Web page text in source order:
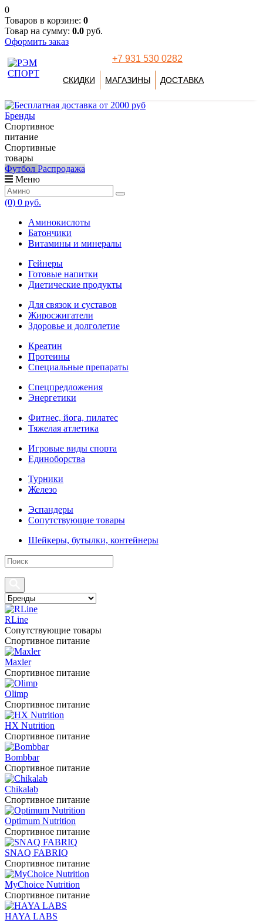
0
Товаров в корзине: 0
Товар на сумму: 0.0 руб.
Оформить заказ
+7 931 530 0282
СКИДКИ МАГАЗИНЫ ДОСТАВКА
Бренды
Спортивное
питание
Спортивные
товары
Футбол Распродажа
Меню
(0) 0 руб.
Аминокислоты
Батончики
Витамины и минералы
Гейнеры
Готовые напитки
Диетические продукты
Для связок и суставов
Жиросжигатели
Здоровье и долголетие
Креатин
Протеины
Специальные препараты
Спецпредложения
Энергетики
Фитнес, йога, пилатес
Тяжелая атлетика
Игровые виды спорта
Единоборства
Турники
Железо
Эспандеры
Сопутствующие товары
Шейкеры, бутылки, контейнеры
RLine
Сопутствующие товары
Спортивное питание
Maxler
Спортивное питание
Olimp
Спортивное питание
HX Nutrition
Спортивное питание
Bombbar
Спортивное питание
Chikalab
Спортивное питание
Optimum Nutrition
Спортивное питание
SNAQ FABRIQ
Спортивное питание
MyChoice Nutrition
Спортивное питание
HAYA LABS